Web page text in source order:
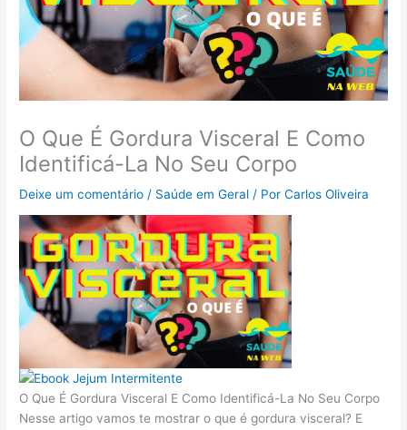
O Que É Gordura Visceral E Como
Identificá-La No Seu Corpo
Deixe um comentário / Saúde em Geral / PorCarlos Oliveira
O Que É Gordura Visceral E Como Identificá-La No Seu Corpo
Nesse artigo vamos te mostrar o que é gordura visceral? E